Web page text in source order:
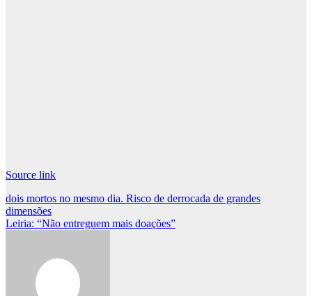
Source link
Post
navigation
dois mortos no mesmo dia. Risco de derrocada de grandes
dimensões
Leiria: “Não entreguem mais doações”